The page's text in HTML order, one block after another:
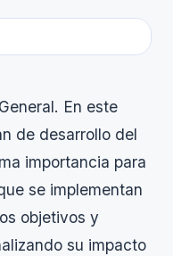
En este
de desarrollo del
importancia para
se implementan
objetivos y
su impacto